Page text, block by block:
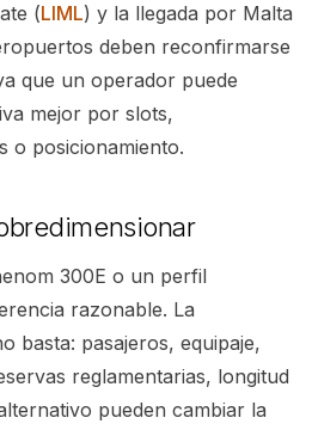
(LIML) y la llegada por Malta
deben reconfirmarse
que un operador puede
mejor por slots,
o posicionamiento.
300E o un perfil
razonable. La
basta: pasajeros, equipaje,
reglamentarias, longitud
pueden cambiar la